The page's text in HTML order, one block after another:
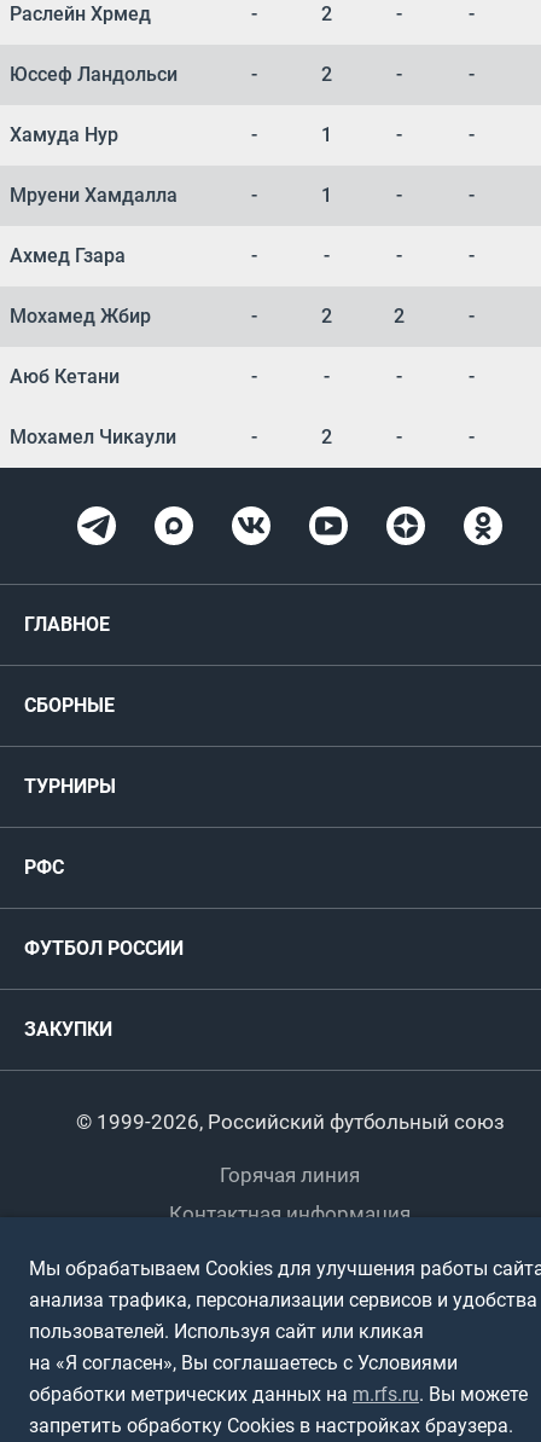
Раслейн Хрмед - 2 - -
Юссеф Ландольси - 2 - -
Хамуда Нур - 1 - -
Мруени Хамдалла - 1 - -
Ахмед Гзара - - - -
Мохамед Жбир - 2 2 -
Аюб Кетани - - - -
Мохамел Чикаули - 2 - -
ГЛАВНОЕ
Карта болельщика
СБОРНЫЕ
Футзал
Титулы и трофеи
ТУРНИРЫ
Международные
Турниры клубов
РФС
Регионы
ФУТБОЛ РОССИИ
Пляжный
Футбольное двоеборье
Интерактивный
Любители
Спортшколы
Ветераны
Спортсмены с ОВЗ
ЗАКУПКИ
© 1999-2026, Российский футбольный союз
Горячая линия
Контактная информация
Использование информации
Полная версия сайта
Мы обрабатываем Cookies для улучшения работы
анализа трафика, персонализации сервисов и удобства
пользователей. Используя сайт или кликая
на «Я согласен», Вы соглашаетесь с Условиями
обработки метрических данных на m.rfs.ru. Вы можете
запретить обработку Cookies в настройках браузера.